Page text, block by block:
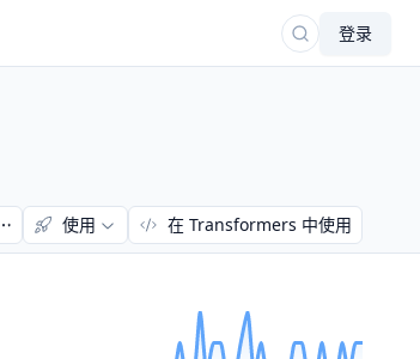
登录
使用 在 Transformers 中使用